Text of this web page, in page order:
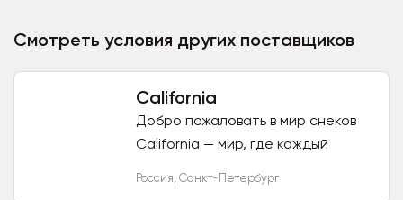
Смотреть условия других поставщиков
California
Добро пожаловать в мир снеков
California — мир, где каждый
насыщенным! Наша миссия —
Россия, Санкт-Петербург